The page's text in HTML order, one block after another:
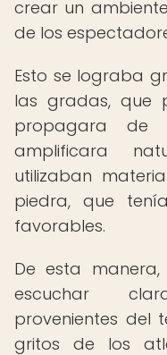
crear un
de los
Esto se lograba
las gradas, que
propagara de
amplificara
utilizaban
piedra, que
favorables.
De esta
escuchar
provenientes del
gritos de los